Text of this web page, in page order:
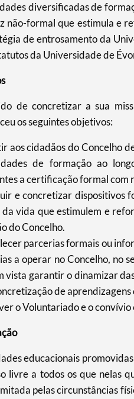
diversificadas de
não-formal que estimula e
de entrosamento da
da Universidade de
de concretizar a sua
os seguintes objetivos:
aos cidadãos do Concelho
de formação ao
a certificação formal com
e concretizar dispositivos
da vida que estimulem e
do Concelho.
parcerias formais ou
a operar no Concelho, no
vista garantir o dinamizar
de
o Voluntariado e o
educacionais
livre a todos os que nelas
pelas circunstâncias